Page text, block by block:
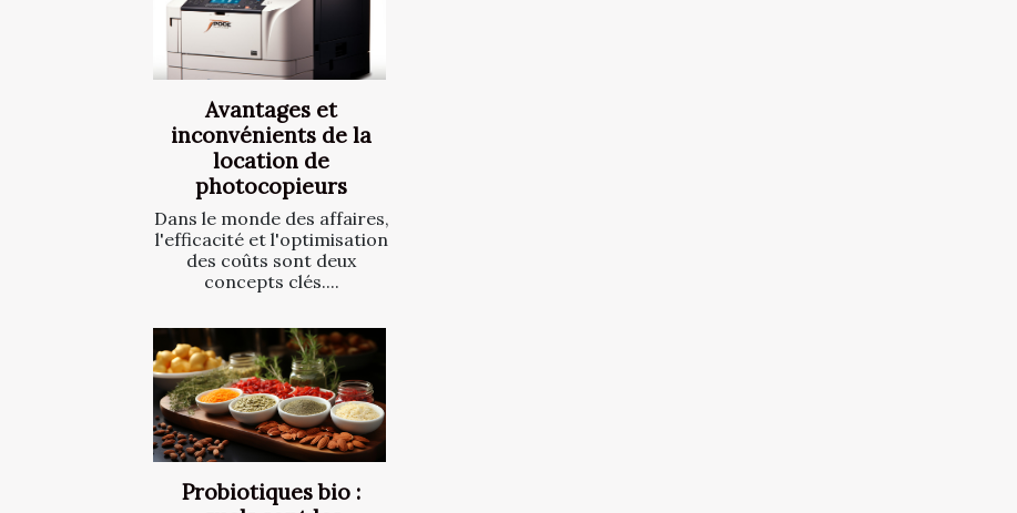
Avantages et
inconvénients de la
location de
photocopieurs
Dans le monde des affaires,
l'efficacité et l'optimisation
des coûts sont deux
concepts clés....
Probiotiques bio :